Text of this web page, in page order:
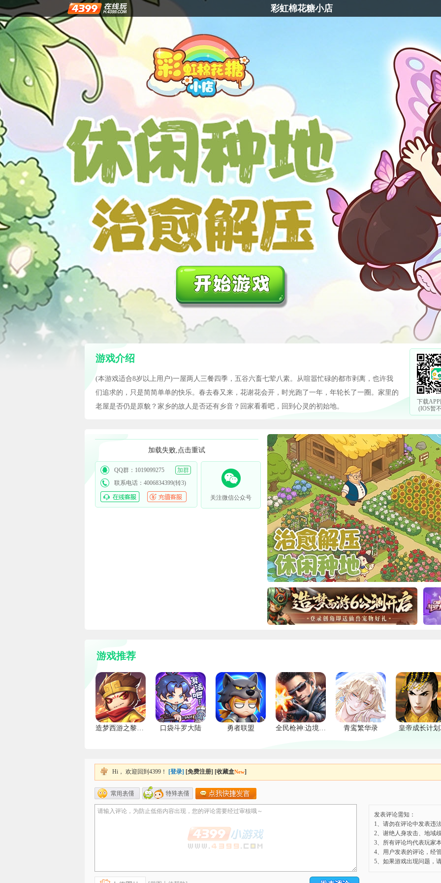
4399在线玩
彩虹棉花糖小店
游戏介绍
(本游戏适合8岁以上用户)一屋两人三餐四季，五谷六畜七荤八素。从喧嚣忙碌的都市剥离，也许我
们追求的，只是简简单单的快乐。春去春又来，花谢花会开，时光跑了一年，年轮长了一圈。家里的
老屋是否仍是原貌？家乡的故人是否还有乡音？回家看看吧，回到心灵的初始地。
下载
(IOS暂
加载失败,点击重试
QQ群：1019099275
加群
联系电话：4006834399(转3)
关注微信公众号
游戏推荐
造梦西游之黎尤浩劫篇 口袋斗罗大陆 勇者联盟 全民枪神:边境王者 青鸾繁华录 皇帝成长计划